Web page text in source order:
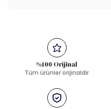
%100 Orijinal
Tüm ürünler orijinaldir